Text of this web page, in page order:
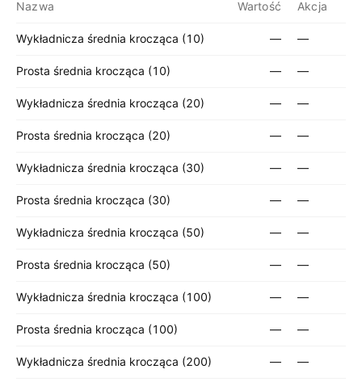
Nazwa Wartość Akcja
Wykładnicza średnia krocząca (10) — —
Prosta średnia krocząca (10) — —
Wykładnicza średnia krocząca (20) — —
Prosta średnia krocząca (20) — —
Wykładnicza średnia krocząca (30) — —
Prosta średnia krocząca (30) — —
Wykładnicza średnia krocząca (50) — —
Prosta średnia krocząca (50) — —
Wykładnicza średnia krocząca (100) — —
Prosta średnia krocząca (100) — —
Wykładnicza średnia krocząca (200) — —